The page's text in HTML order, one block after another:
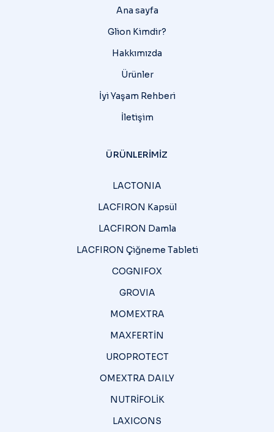
Ana sayfa
Glion Kimdir?
Hakkımızda
Ürünler
İyi Yaşam Rehberi
İletişim
ÜRÜNLERIMIZ
LACTONIA
LACFIRON Kapsül
LACFIRON Damla
LACFIRON Çiğneme Tableti
COGNIFOX
GROVIA
MOMEXTRA
MAXFERTİN
UROPROTECT
OMEXTRA DAILY
NUTRİFOLİK
LAXICONS